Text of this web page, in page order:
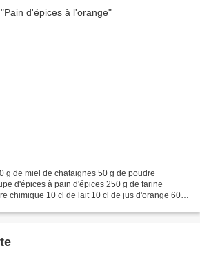
g de miel de chataignes 50 g de poudre
d'épices à pain d'épices 250 g de farine
chimique 10 cl de lait 10 cl de jus d'orange 60 g